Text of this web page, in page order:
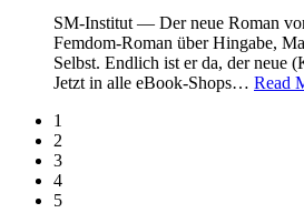
SM-Institut — Der neue Roman
Femdom-Roman über Hingabe,
Selbst. Endlich ist er da, der neue
Jetzt in alle eBook-Shops… Read
1
2
3
4
5